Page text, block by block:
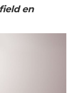
en